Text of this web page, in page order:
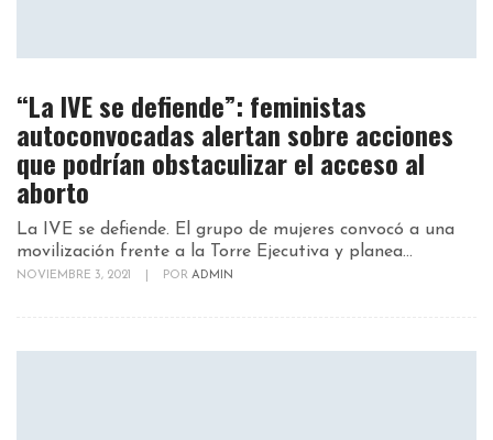
“La IVE se defiende”: feministas
autoconvocadas alertan sobre acciones
que podrían obstaculizar el acceso al
aborto
La IVE se defiende. El grupo de mujeres convocó a una
movilización frente a la Torre Ejecutiva y planea...
NOVIEMBRE 3, 2021 POR ADMIN